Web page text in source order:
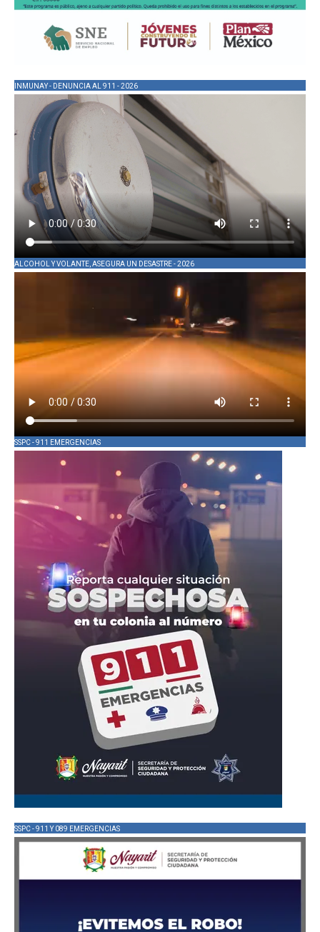
INMUNAY - DENUNCIA AL 911 - 2026
ALCOHOL Y VOLANTE, ASEGURA UN DESASTRE - 2026
SSPC - 911 EMERGENCIAS
SSPC - 911 Y 089 EMERGENCIAS